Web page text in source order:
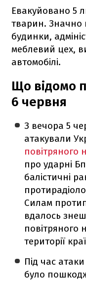
Евакуйовано 5
тварин. Значно
будинки,
меблевий цех,
автомобілі.
Що відомо
6 червня
З вечора 5
атакували
повітряного
про ударні
балістичні
Силам
вдалось
повітряного
території
Під час атаки
було